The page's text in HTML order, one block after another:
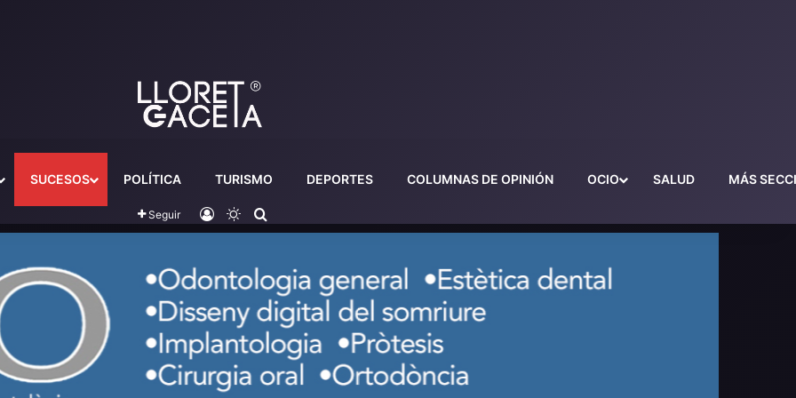
SUCESOS POLÍTICA TURISMO DEPORTES COLUMNAS DE OPINIÓN OCIO SALUD MÁS
Seguir Iniciar sesión
Switch skin